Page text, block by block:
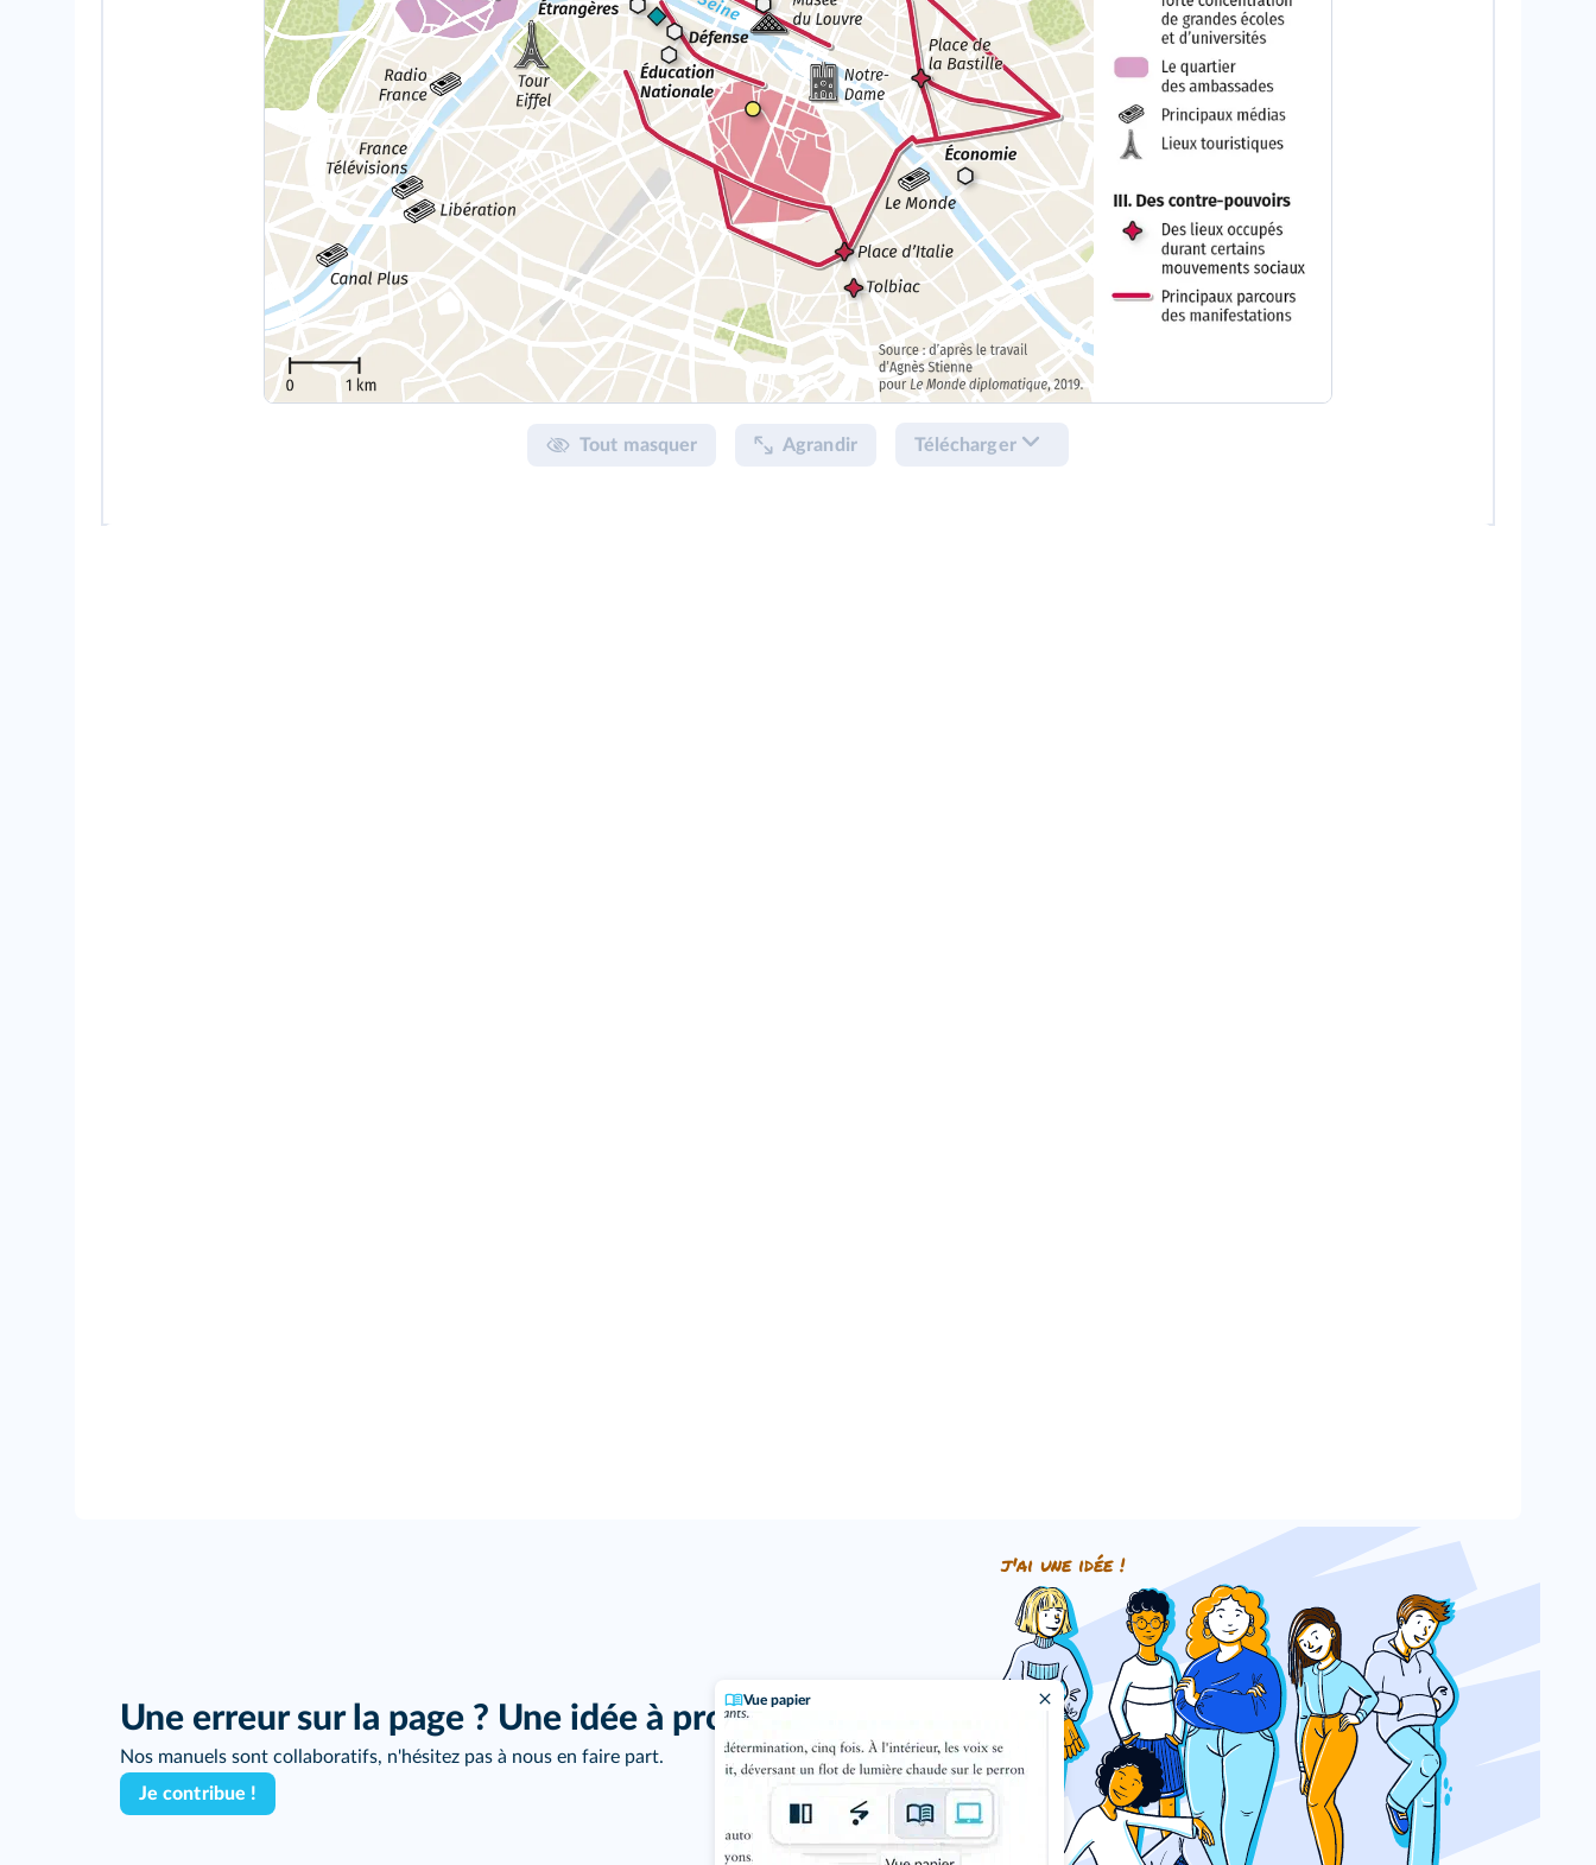
Vue papier
Tout masquer Agrandir Télécharger
Une erreur sur la page ? Une idée à proposer ?
Nos manuels sont collaboratifs, n'hésitez pas à nous en faire part.
Je contribue !
j'ai une idée !